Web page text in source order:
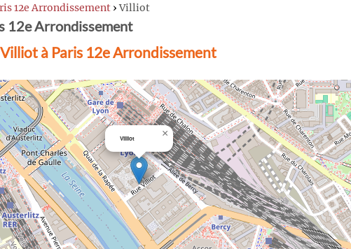
12e Arrondissement ›Villiot
12e Arrondissement
à Paris 12e Arrondissement
Villiot ×